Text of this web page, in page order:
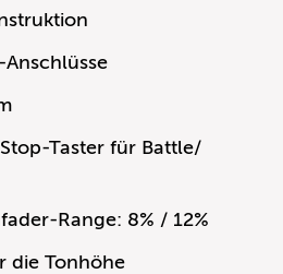
Anschlüsse
Taster für Battle/
Range: 8% / 12%
die Tonhöhe